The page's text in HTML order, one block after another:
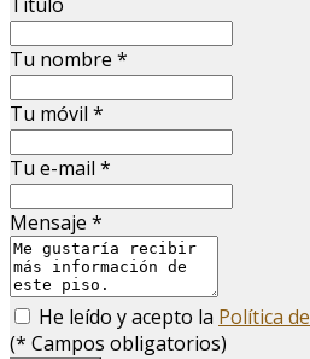
Tu nombre *
Tu móvil *
Tu e-mail *
Mensaje *
He leído y acepto la Política
(* Campos obligatorios)